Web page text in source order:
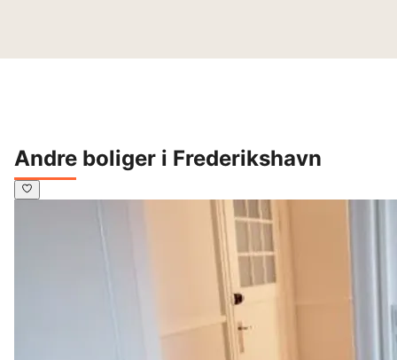
Andre boliger i Frederikshavn